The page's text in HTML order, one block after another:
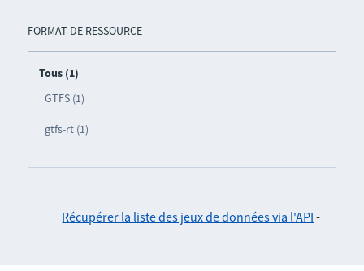
FORMAT DE RESSOURCE
Tous (1)
GTFS (1)
gtfs-rt (1)
Récupérer la liste des jeux de données via l'API -